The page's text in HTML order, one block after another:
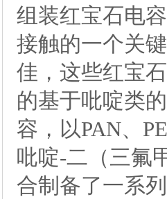
组装红宝石电
接触的一个关
佳，这些红宝
的基于吡啶类
容，以PAN、
吡啶-二（三氟
合制备了一系